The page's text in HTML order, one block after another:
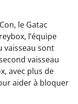
le Gatac
l’équipe
vaisseau sont
vaisseau
avec plus de
aider à bloquer